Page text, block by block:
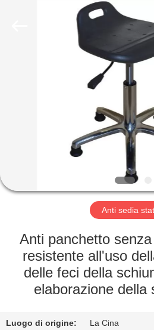
GIRO
FABBRICA
CONTROLLO
Anti sedia
Anti panchetto
resistente all'uso
delle feci della
elaborazione della
Luogo di origine: La Cina